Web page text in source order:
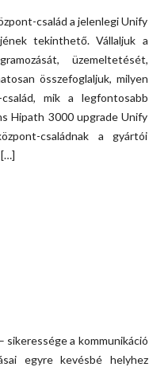
család a jelenlegi Unify
tekinthető. Vállaljuk a
üzemeltetését,
összefoglaljuk, milyen
mik a legfontosabb
Hipath 3000 upgrade Unify
családnak a gyártói
sikeressége a kommunikáció
egyre kevésbé helyhez